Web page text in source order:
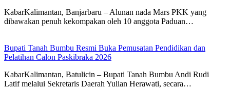
KabarKalimantan, Banjarbaru – Alunan nada Mars PKK yang
dibawakan penuh kekompakan oleh 10 anggota Paduan…
Bupati Tanah Bumbu Resmi Buka Pemusatan Pendidikan dan
Pelatihan Calon Paskibraka 2026
KabarKalimantan, Batulicin – Bupati Tanah Bumbu Andi Rudi
Latif melalui Sekretaris Daerah Yulian Herawati, secara…